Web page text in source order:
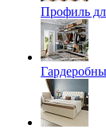
Профиль